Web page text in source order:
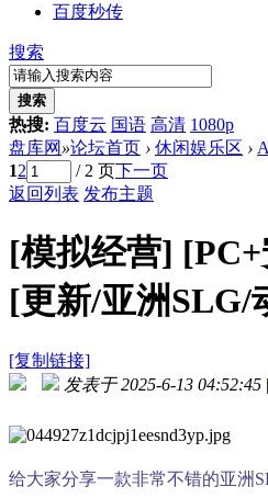
百度秒传
搜索
搜索
热搜: 百度云 国语 高清 1080p
盘库网 »论坛首页 › 休闲娱乐区 ›
12 / 2 页下一页
返回列表 发布主题
[模拟经营]
[更新/亚洲SLG/
[复制链接]
发表于 2025-6-13 04:52:45 |
给大家分享一款非常不错的亚洲